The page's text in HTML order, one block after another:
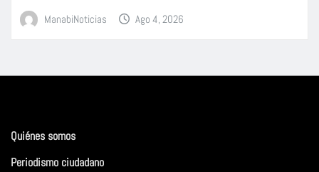
ManabiNoticias Ago 4, 2026
Quiénes somos
Periodismo ciudadano